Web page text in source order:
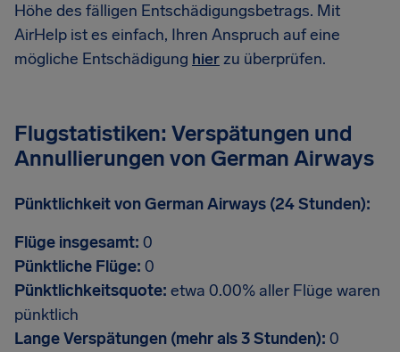
Höhe des fälligen Entschädigungsbetrags. Mit
AirHelp ist es einfach, Ihren Anspruch auf eine
mögliche Entschädigung hierzu überprüfen.
Flugstatistiken: Verspätungen und
Annullierungen von German Airways
Pünktlichkeit von German Airways (24 Stunden):
Flüge insgesamt: 0
Pünktliche Flüge: 0
Pünktlichkeitsquote: etwa 0.00% aller Flüge waren
pünktlich
Lange Verspätungen (mehr als 3 Stunden): 0